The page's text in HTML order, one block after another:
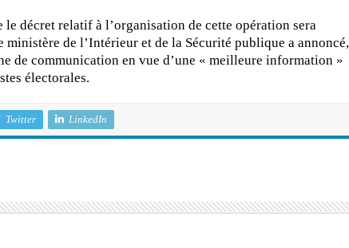
le décret relatif à l’organisation de cette opération sera
de l’Intérieur et de la Sécurité publique a annoncé,
de communication en vue d’une « meilleure information »
électorales.
Twitter LinkedIn